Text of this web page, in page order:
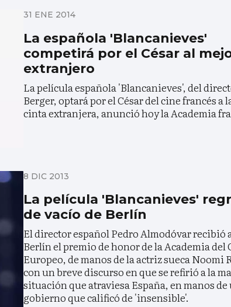
31 ENE 2014
La española 'Blancanieves'
competirá por el César al
extranjero
La película española 'Blancanieves', del
Berger, optará por el César del cine francés a
cinta extranjera, anunció hoy la Academia
8 DIC 2013
La película 'Blancanieves'
de vacío de Berlín
El director español Pedro Almodóvar recibió
Berlín el premio de honor de la Academia del
Europeo, de manos de la actriz sueca Noomi
con un breve discurso en que se refirió a la
situación que atraviesa España, en manos de
gobierno que calificó de 'insensible'.